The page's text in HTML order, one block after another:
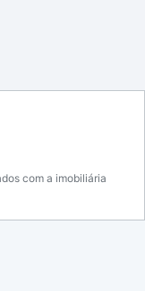
com a imobiliária